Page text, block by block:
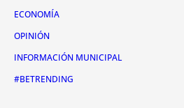
ECONOMÍA
OPINIÓN
INFORMACIÓN MUNICIPAL
#BETRENDING